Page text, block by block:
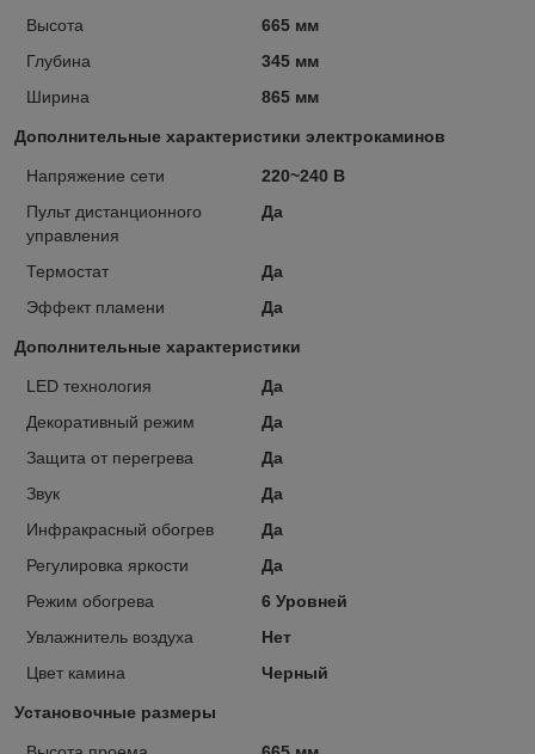
Высота
665 мм
Глубина
345 мм
Ширина
865 мм
Дополнительные характеристики электрокаминов
Напряжение сети
220~240 В
Пульт дистанционного
управления
Да
Термостат
Да
Эффект пламени
Да
Дополнительные характеристики
LED технология
Да
Декоративный режим
Да
Защита от перегрева
Да
Звук
Да
Инфракрасный обогрев
Да
Регулировка яркости
Да
Режим обогрева
6 Уровней
Увлажнитель воздуха
Нет
Цвет камина
Черный
Установочные размеры